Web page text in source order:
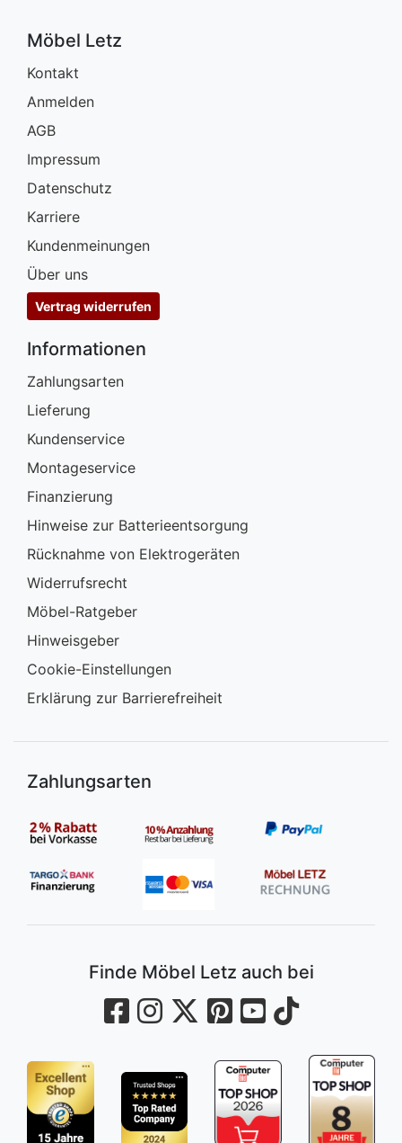
Möbel Letz
Kontakt
Anmelden
AGB
Impressum
Datenschutz
Karriere
Kundenmeinungen
Über uns
Vertrag widerrufen
Informationen
Zahlungsarten
Lieferung
Kundenservice
Montageservice
Finanzierung
Hinweise zur Batterieentsorgung
Rücknahme von Elektrogeräten
Widerrufsrecht
Möbel-Ratgeber
Hinweisgeber
Cookie-Einstellungen
Erklärung zur Barrierefreiheit
Zahlungsarten
Finde Möbel Letz auch bei